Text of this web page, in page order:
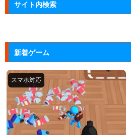
サイト内検索
新着ゲーム